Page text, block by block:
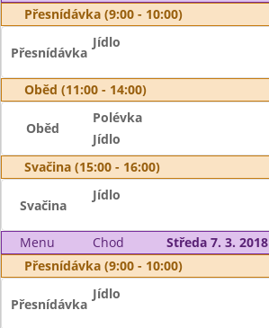
Přesnídávka (9:00 - 10:00)
Přesnídávka
Jídlo
Oběd (11:00 - 14:00)
Oběd
Polévka
Jídlo
Svačina (15:00 - 16:00)
Svačina
Jídlo
Menu Chod
Středa 7. 3. 2018
Přesnídávka (9:00 - 10:00)
Přesnídávka
Jídlo